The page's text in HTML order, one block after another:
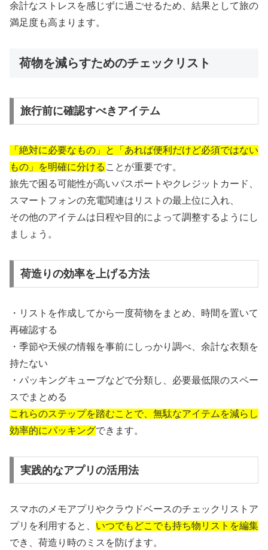
余計なストレスを感じずに過ごせるため、結果として旅の
満足度も高まります。
荷物を減らすためのチェックリスト
旅行前に確認すべきアイテム
「絶対に必要なもの」と「あれば便利だけど必須ではない
もの」を明確に分ける ことが重要です。
旅先で困る可能性が高いパスポートやクレジットカード、
スマートフォンの充電関連はリストの最上位に入れ、
その他のアイテムは日程や目的によって調整するようにし
ましょう。
荷造りの効率を上げる方法
・リストを作成してから一度荷物をまとめ、時間を置いて
再確認する
・季節や天候の情報を事前にしっかり調べ、余計な衣類を
持たない
・パッキングキューブなどで分類し、必要最低限のスペー
スでまとめる
これらのステップを踏むことで、無駄なアイテムを減らし
効率的にパッキングできます。
実践的なアプリの活用法
スマホのメモアプリやクラウドベースのチェックリストア
プリを利用すると、 いつでもどこでも持ち物リストを編集
でき、荷造り時のミスを防げます。